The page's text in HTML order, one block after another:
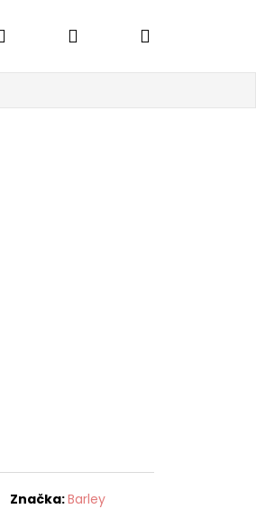
Hledat PřihlášeníNákupní
košík
Značka:Barley